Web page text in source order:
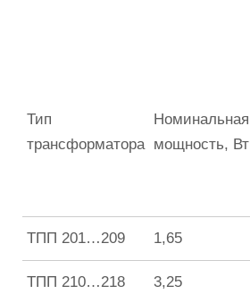
Тип
трансформатора
Номинальная
мощность, Вт
ТПП 201…209 1,65
ТПП 210…218 3,25